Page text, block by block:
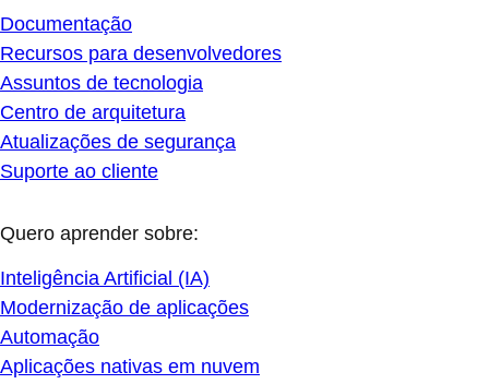
Documentação
Recursos para desenvolvedores
Assuntos de tecnologia
Centro de arquitetura
Atualizações de segurança
Suporte ao cliente
Quero aprender sobre:
Inteligência Artificial (IA)
Modernização de aplicações
Automação
Aplicações nativas em nuvem